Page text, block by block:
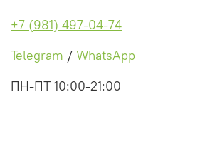
+7 (981) 497-04-74
Telegram / WhatsApp
ПН-ПТ 10:00-21:00